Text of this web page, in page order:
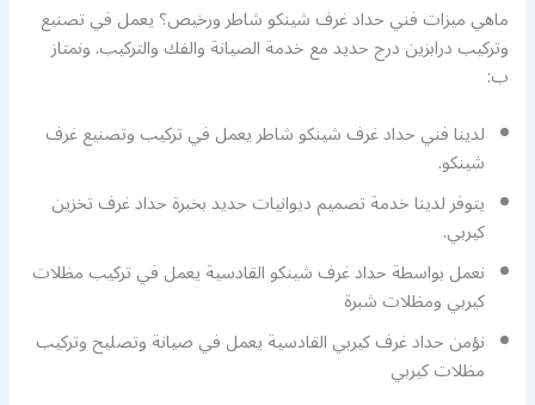
ماهي ميزات فني حداد غرف شينكو شاطر ورخيص؟ يعمل في تصنيع
وتركيب درابزين درج حديد مع خدمة الصيانة والفك والتركيب. ونمتاز
ب:
لدينا فني حداد غرف شينكو شاطر يعمل في تركيب وتصنيع غرف
شينكو.
يتوفر لدينا خدمة تصميم ديوانيات حديد بخبرة حداد غرف تخزين
كيربي.
نعمل بواسطة حداد غرف شينكو القادسية يعمل في تركيب مظلات
كيربي ومظلات شبرة
نؤمن حداد غرف كيربي القادسية يعمل في صيانة وتصليح وتركيب
مظلات كيربي